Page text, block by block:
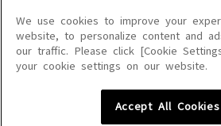
このサイトに掲載されている一切の文章・画像・写
を問わず、著作権法の定める範囲を超えて無断で複
を禁じます。
楽曲及びコンテンツは、機種によりご利用いただけ
楽曲及びコンテンツの配信日、配信内容が変更になる
We use cookies to improve your
website, to personalize content and
our traffic. Please click [Cookie
your cookie settings on our website.
Accept All Cookies